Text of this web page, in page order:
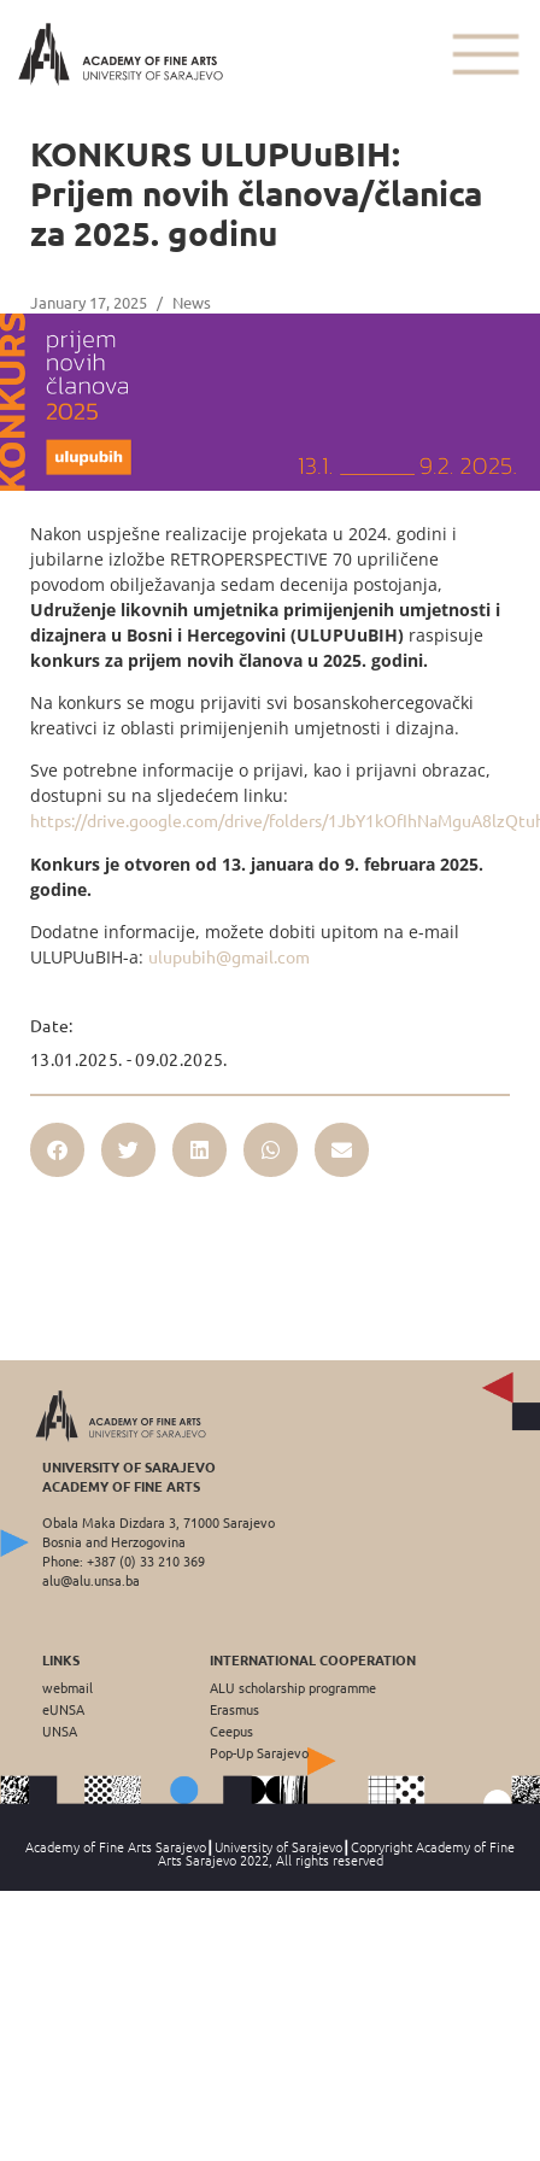
KONKURS ULUPUuBIH:
Prijem novih članova/članica
za 2025. godinu
January 17, 2025 / News
Nakon uspješne realizacije projekata u 2024. godini i
jubilarne izložbe RETROPERSPECTIVE 70 upriličene
povodom obilježavanja sedam decenija postojanja,
Udruženje likovnih umjetnika primijenjenih umjetnosti i
dizajnera u Bosni i Hercegovini (ULUPUuBIH) raspisuje
konkurs za prijem novih članova u 2025. godini.
Na konkurs se mogu prijaviti svi bosanskohercegovački
kreativci iz oblasti primijenjenih umjetnosti i dizajna.
Sve potrebne informacije o prijavi, kao i prijavni obrazac,
dostupni su na sljedećem linku:
https://drive.google.com/drive/folders/
Konkurs je otvoren od 13. januara do 9. februara 2025.
godine.
Dodatne informacije, možete dobiti upitom na e-mail
ULUPUuBIH-a: ulupubih@gmail.com
Date:
13.01.2025. - 09.02.2025.
UNIVERSITY OF SARAJEVO
ACADEMY OF FINE ARTS
Obala Maka Dizdara 3, 71000 Sarajevo
Bosnia and Herzogovina
Phone: +387 (0) 33 210 369
alu@alu.unsa.ba
LINKS
webmail
eUNSA
UNSA
INTERNATIONAL COOPERATION
ALU scholarship programme
Erasmus
Ceepus
Pop-Up Sarajevo
Academy of Fine Arts Sarajevo┃University of Sarajevo┃Copryright Academy of Fine
Arts Sarajevo 2022, All rights reserved